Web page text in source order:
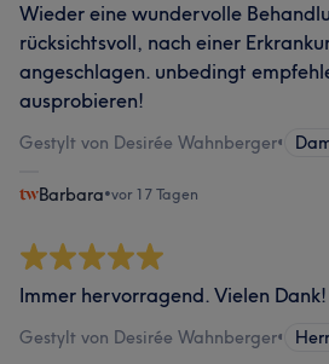
Wieder eine wundervolle
rücksichtsvoll, nach einer
angeschlagen. unbedingt
ausprobieren!
Gestylt von Desirée Wahnberger•
Barbara•vor 17 Tagen
Immer hervorragend. Vielen Dank!
Gestylt von Desirée Wahnberger•